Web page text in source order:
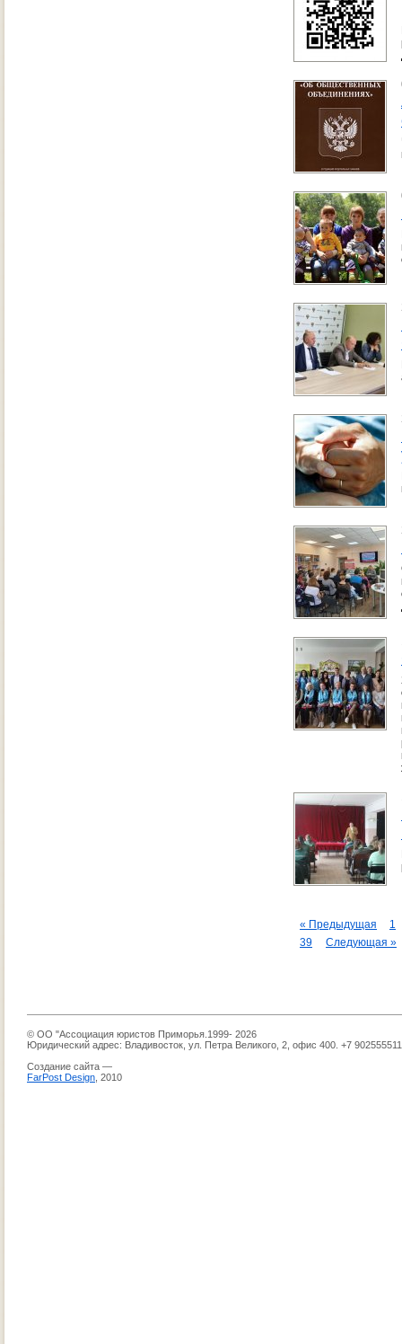
« Предыдущая
1
39
Следующая »
© ОО "Ассоциация юристов Приморья.1999- 2026
Юридический адрес: Владивосток, ул. Петра Великого, 2, офис 400. +7
Создание сайта —
FarPost Design , 2010